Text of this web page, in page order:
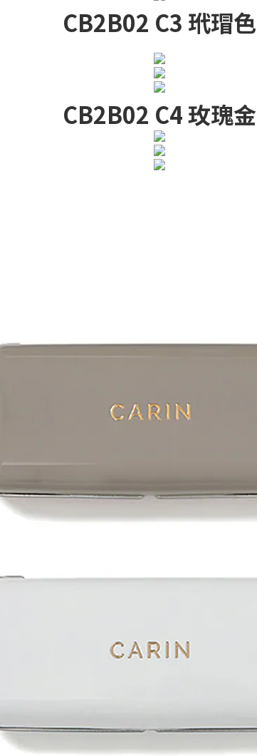
CB2B02 C3 玳瑁色
CB2B02 C4 玫瑰金